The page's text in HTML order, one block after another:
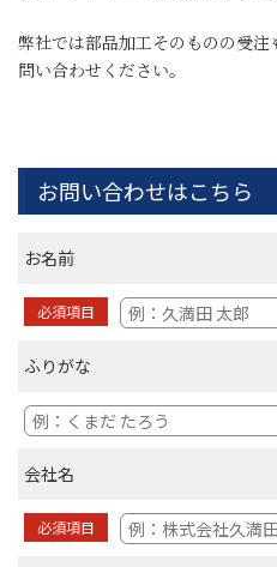
弊社では部品加工そのものの受
問い合わせください。
お問い合わせはこちら
お名前
必須項目
ふりがな
会社名
必須項目